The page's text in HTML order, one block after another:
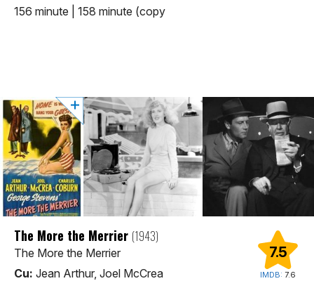
156 minute | 158 minute (copy
7.5
IMDB: 7.6
The More the Merrier (1943)
The More the Merrier
Cu: Jean Arthur, Joel McCrea